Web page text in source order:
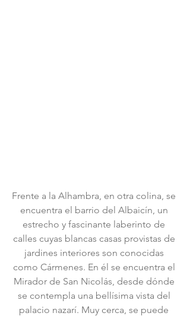
Frente a la Alhambra, en otra colina, se
encuentra el barrio del Albaicín, un
estrecho y fascinante laberinto de
calles cuyas blancas casas provistas de
jardines interiores son conocidas
como Cármenes. En él se encuentra el
Mirador de San Nicolás, desde dónde
se contempla una bellísima vista del
palacio nazarí. Muy cerca, se puede